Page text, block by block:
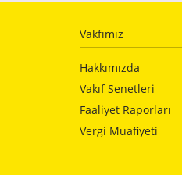
Vakfımız
Hakkımızda
Vakıf Senetleri
Faaliyet Raporları
Vergi Muafiyeti